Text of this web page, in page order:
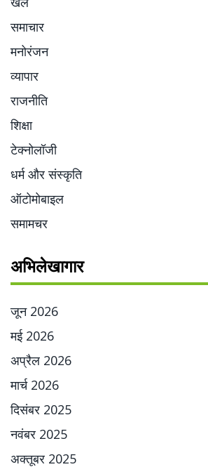
समाचार
मनोरंजन
व्यापार
राजनीति
शिक्षा
टेक्नोलॉजी
धर्म और संस्कृति
ऑटोमोबाइल
समामचर
अभिलेखागार
जून 2026
मई 2026
अप्रैल 2026
मार्च 2026
दिसंबर 2025
नवंबर 2025
अक्तूबर 2025